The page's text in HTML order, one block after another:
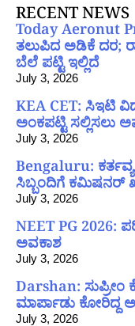
RECENT NEWS
Today Aeronut
ತಲುಪಿದ ಅಡಿಕೆ ದರ;
ಬೆಲೆ ಪಟ್ಟಿ ಇಲ್ಲಿದೆ
July 3, 2026
KEA CET: ಸಿಇಟಿ
ಅಂಕಪಟ್ಟಿ ಸಲ್ಲಿಸಲು
July 3, 2026
Bengaluru:
ಸಿಬ್ಬಂದಿಗೆ ಕಮಿಷನರ್
July 3, 2026
NEET PG 2026:
ಅವಕಾಶ
July 3, 2026
Darshan:
ಮಾರ್ಪಾಡು ಕೋರಿದ್ದ
July 3, 2026